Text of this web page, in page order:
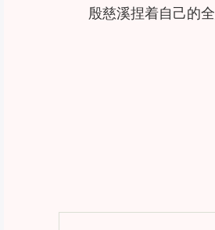
殷慈溪捏着自己的